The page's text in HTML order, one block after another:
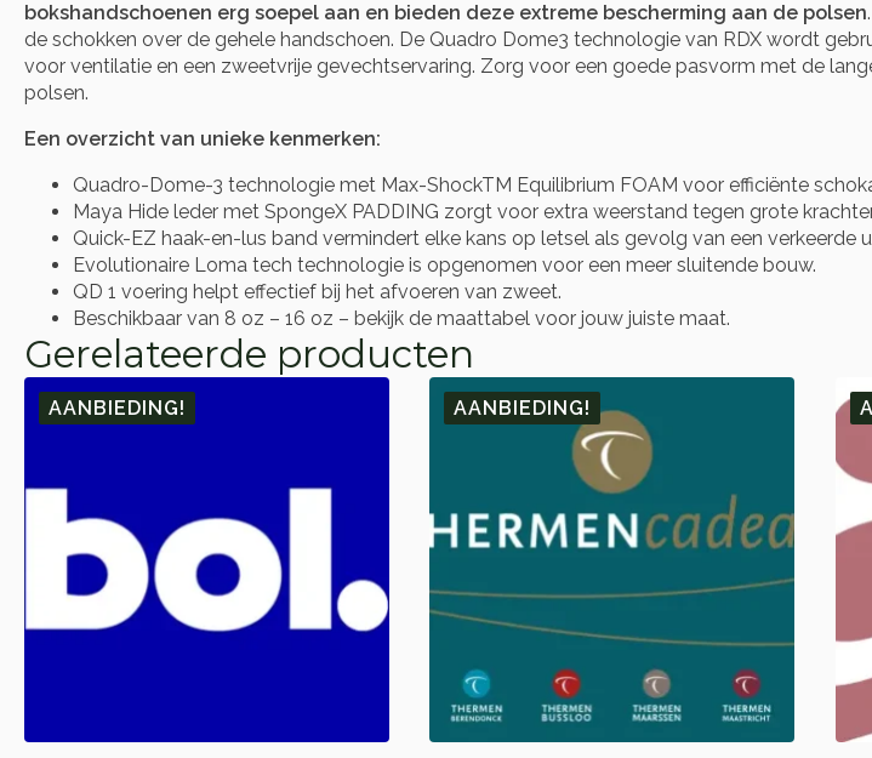
bokshandschoenen erg soepel aan en bieden deze extreme bescherming aan de polsen
de schokken over de gehele handschoen. De Quadro Dome3 technologie van RDX wordt
voor ventilatie en een zweetvrije gevechtservaring. Zorg voor een goede pasvorm met de
polsen.
Een overzicht van unieke kenmerken:
Quadro-Dome-3 technologie met Max-ShockTM Equilibrium FOAM voor efficiënte
Maya Hide leder met SpongeX PADDING zorgt voor extra weerstand tegen grote
Quick-EZ haak-en-lus band vermindert elke kans op letsel als gevolg van een verkeerde
Evolutionaire Loma tech technologie is opgenomen voor een meer sluitende bouw.
QD 1 voering helpt effectief bij het afvoeren van zweet.
Beschikbaar van 8 oz – 16 oz – bekijk de maattabel voor jouw juiste maat.
Gerelateerde producten
AANBIEDING! AANBIEDING!